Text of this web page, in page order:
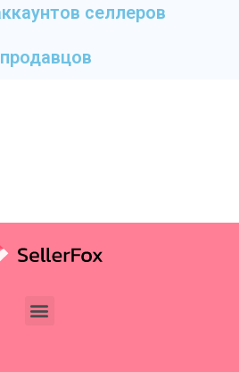
селлеров